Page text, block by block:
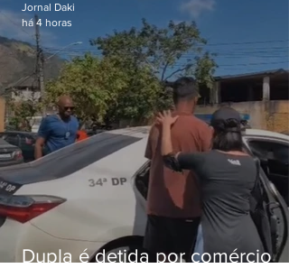
Dupla é detida por comércio
Jornal Daki
há 4 horas